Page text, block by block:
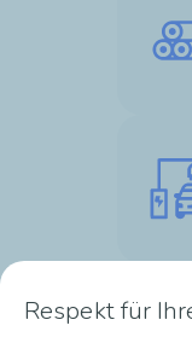
Respekt für